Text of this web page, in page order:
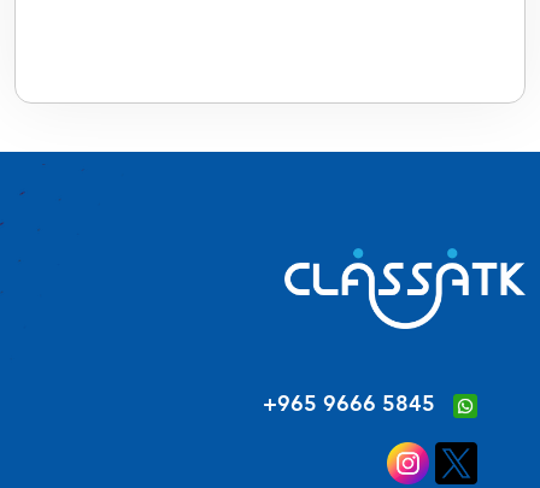
‪+965 9666 5845‬